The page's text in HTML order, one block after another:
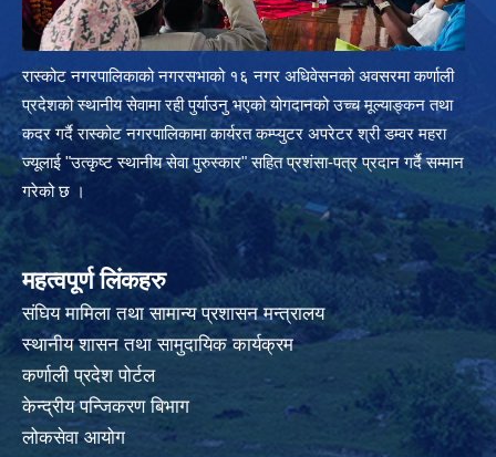
रास्कोट नगरपालिकाको नगरसभाको १६ नगर अधिवेसनको अवसरमा कर्णाली
प्रदेशको स्थानीय सेवामा रही पुर्याउनु भएको योगदानको उच्च मूल्याङ्कन तथा
कदर गर्दै रास्कोट नगरपालिकामा कार्यरत कम्प्युटर अपरेटर श्री डम्वर महरा
ज्यूलाई "उत्कृष्ट स्थानीय सेवा पुरुस्कार" सहित प्रशंसा-पत्र प्रदान गर्दै सम्मान
गरेको छ ।
महत्वपूर्ण लिंकहरु
संघिय मामिला तथा सामान्य प्रशासन मन्त्रालय
स्थानीय शासन तथा सामुदायिक कार्यक्रम
कर्णाली प्रदेश पोर्टल
केन्द्रीय पन्जिकरण बिभाग
लोकसेवा आयोग